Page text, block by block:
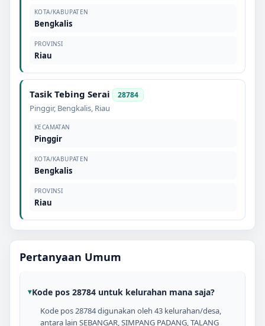
KOTA/KABUPATEN
Bengkalis
PROVINSI
Riau
Tasik Tebing Serai 28784
Pinggir, Bengkalis, Riau
KECAMATAN
Pinggir
KOTA/KABUPATEN
Bengkalis
PROVINSI
Riau
Pertanyaan Umum
Kode pos 28784 untuk kelurahan mana saja?
Kode pos 28784 digunakan oleh 43 kelurahan/desa,
antara lain SEBANGAR, SIMPANG PADANG, TALANG